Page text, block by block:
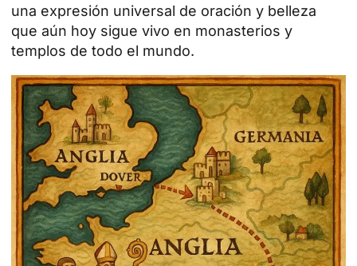
una expresión universal de oración y belleza
que aún hoy sigue vivo en monasterios y
templos de todo el mundo.